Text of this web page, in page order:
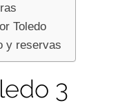
Toledo
y reservas
3